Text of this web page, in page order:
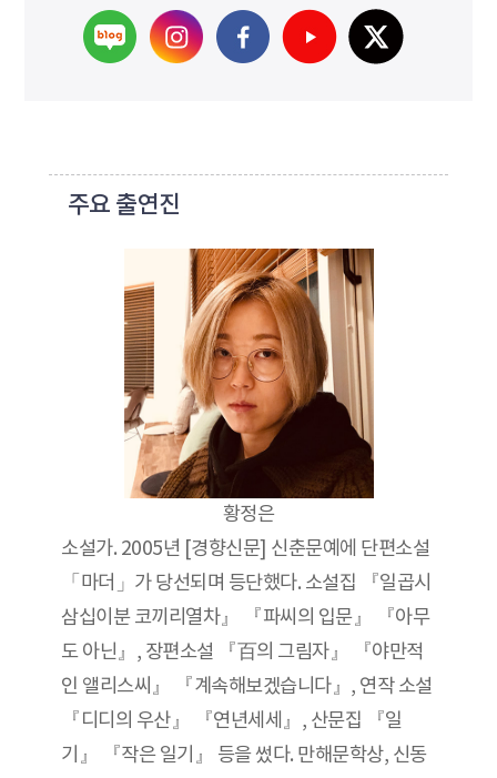
주요 출연진
황정은
소설가. 2005년 [경향신문] 신춘문예에 단편소설
「마더」가 당선되며 등단했다. 소설집 『일곱시
삼십이분 코끼리열차』 『파씨의 입문』 『아무
도 아닌』, 장편소설 『百의 그림자』 『야만적
인 앨리스씨』 『계속해보겠습니다』, 연작 소설
『디디의 우산』 『연년세세』, 산문집 『일
기』 『작은 일기』 등을 썼다. 만해문학상, 신동